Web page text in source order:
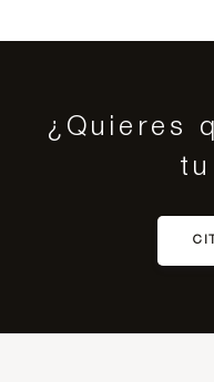
¿Quieres